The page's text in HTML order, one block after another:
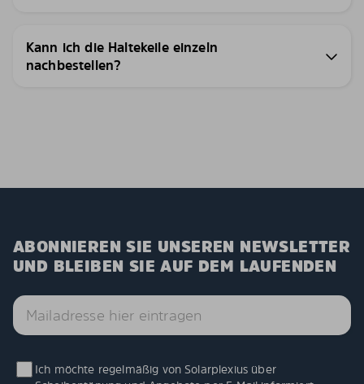
Kann ich die Haltekeile einzeln
nachbestellen?
ABONNIEREN SIE UNSEREN NEWSLETTER
UND BLEIBEN SIE AUF DEM LAUFENDEN
Ich möchte regelmäßig von Solarplexius über